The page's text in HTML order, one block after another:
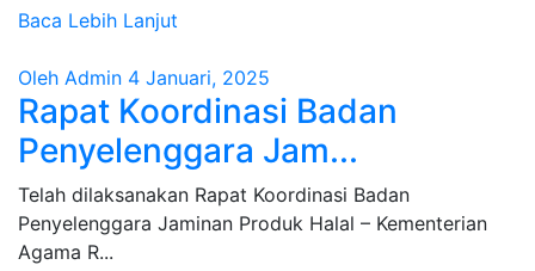
Baca Lebih Lanjut
Oleh Admin 4 Januari, 2025
Rapat Koordinasi Badan
Penyelenggara Jam...
Telah dilaksanakan Rapat Koordinasi Badan
Penyelenggara Jaminan Produk Halal – Kementerian
Agama R...